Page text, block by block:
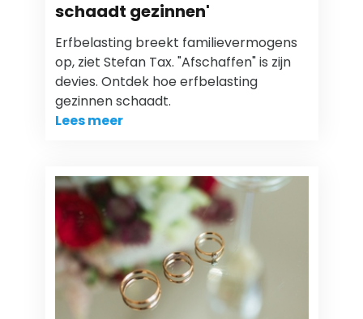
schaadt gezinnen'
Erfbelasting breekt familievermogens
op, ziet Stefan Tax. "Afschaffen" is zijn
devies. Ontdek hoe erfbelasting
gezinnen schaadt.
Lees meer